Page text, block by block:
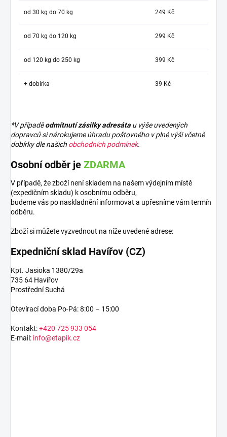
od 30 kg do 70 kg 249 Kč
od 70 kg do 120 kg 299 Kč
od 120 kg do 250 kg 399 Kč
+ dobírka 39 Kč
*V případěodmítnutí zásilky adresáta u výše uvedených
dopravců si nárokujeme úhradu poštovného v plné výši včetně
dobírky dle našich obchodních podmínek.
Osobní odběr je ZDARMA
V případě, že zboží není skladem na našem výdejním místě
(expedičním skladu) k osobnímu odběru,
budeme vás po naskladnění informovat a upřesníme vám termín
odběru.
Zboží si můžete vyzvednout na níže uvedené adrese:
Expedniční sklad Havířov (CZ)
Kpt. Jasioka 1380/29a
735 64 Havířov
Prostřední Suchá
Otevírací doba Po-Pá: 8:00 – 15:00
Kontakt:+420 725 933 054
E-mail: info@etapik.cz